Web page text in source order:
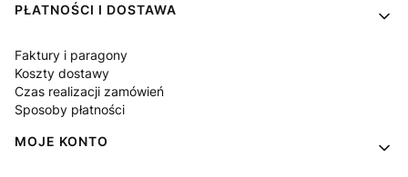
PŁATNOŚCI I DOSTAWA
Faktury i paragony
Koszty dostawy
Czas realizacji zamówień
Sposoby płatności
MOJE KONTO